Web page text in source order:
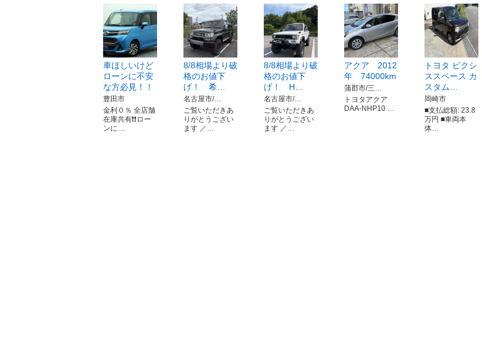
車ほしいけど
ローンに不安
な方必見！！
豊田市
金利０％ 全店舗
在庫共有❗️❗️ロー
ンに…
8/8相場より破
格のお値下
げ！ 希…
名古屋市/…
ご覧いただきあ
りがとうござい
ます ／…
8/8相場より破
格のお値下
げ！ H…
名古屋市/…
ご覧いただきあ
りがとうござい
ます ／…
アクア 2012
年 74000km
蒲郡市/三…
トヨタアクア
DAA-NHP10 …
トヨタ ピクシ
ススペース カ
スタム…
岡崎市
■支払総額: 23.8
万円 ■車両本
体…